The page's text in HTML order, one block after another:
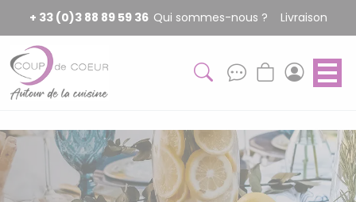
+ 33 (0)3 88 89 59 36 Qui sommes-nous ? Livraison
Panneau de gestion des cookies